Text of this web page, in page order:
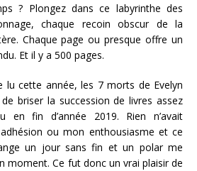
? Plongez dans ce labyrinthe des
chaque recoin obscur de la
Chaque page ou presque offre un
Et il y a 500 pages.
lu cette année, les 7 morts de Evelyn
briser la succession de livres assez
en fin d’année 2019. Rien n’avait
ou mon enthousiasme et ce
un jour sans fin et un polar me
moment. Ce fut donc un vrai plaisir de